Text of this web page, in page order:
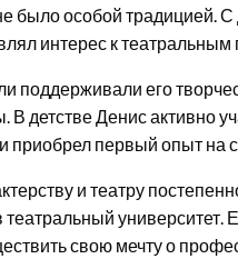
было особой традицией.
интерес к театральным
поддерживали его
В детстве Денис активно
приобрел первый опыт на
и театру
театральный
свою мечту о